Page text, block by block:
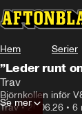
Hem Serier
”Leder runt
Trav
Björnkollen inför
Trav•20.06.26 • 6
Se mer